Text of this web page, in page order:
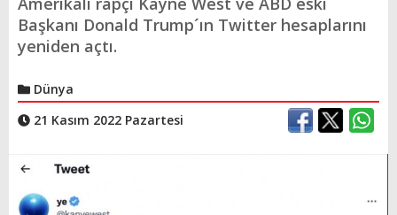
Başkanı Donald Trump´ın Twitter hesaplarını
yeniden açtı.
Dünya
21 Kasım 2022 Pazartesi